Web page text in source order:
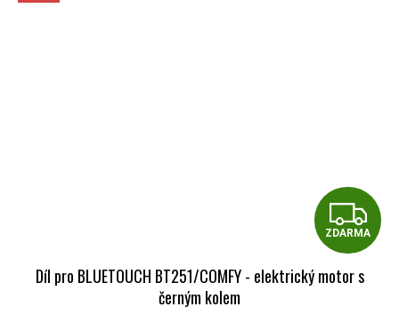
ZDARMA
Díl pro BLUETOUCH BT251/COMFY - elektrický motor s
černým kolem